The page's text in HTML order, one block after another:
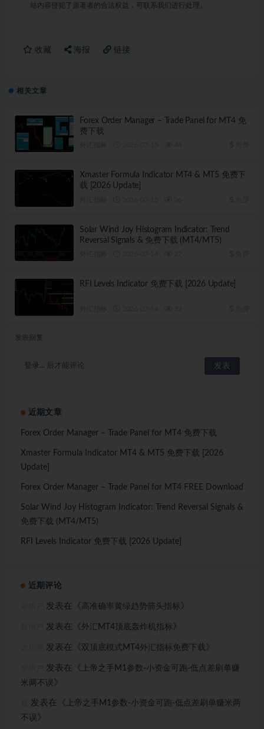
站内容侵犯了原著者的合法权益，可联系我们进行处理。
收藏 海报 链接
相关文章
Forex Order Manager – Trade Panel for MT4 免
费下载
Xmaster Formula Indicator MT4 & MT5 免费下
载 [2026 Update]
Solar Wind Joy Histogram Indicator: Trend
Reversal Signals & 免费下载 (MT4/MT5)
RFI Levels Indicator 免费下载 [2026 Update]
登录... 后才能评论
近期文章
Forex Order Manager – Trade Panel for MT4 免费下载
Xmaster Formula Indicator MT4 & MT5 免费下载 [2026
Update]
Forex Order Manager – Trade Panel for MT4 FREE Download
Solar Wind Joy Histogram Indicator: Trend Reversal Signals &
免费下载 (MT4/MT5)
RFI Levels Indicator 免费下载 [2026 Update]
近期评论
发表在《 高准确率黄绿趋势箭头指标 》
发表在《 外汇MT4顶底轰炸机指标 》
发表在《 双顶底模式MT4外汇指标免费下载 》
发表在《
上帝之手M1参数-小资金可跑-低点差刷单赚
米两不误 》
发表在《
上帝之手M1参数-小资金可跑-低点差刷单赚米两
不误 》